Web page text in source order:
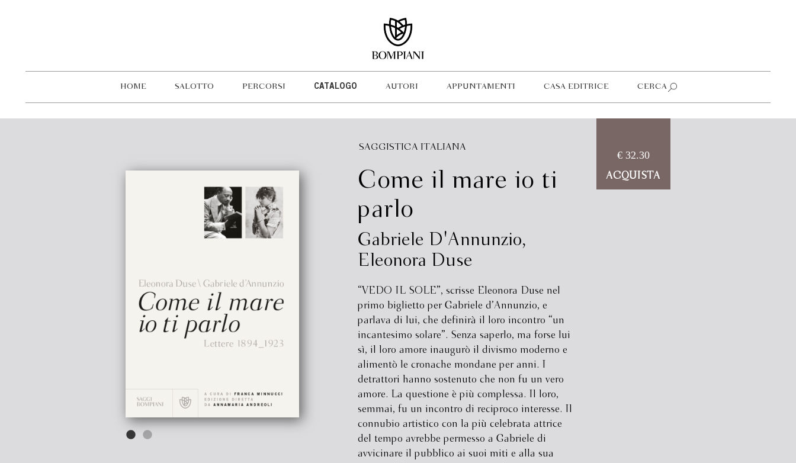
HOME SALOTTO PERCORSI CATALOGO AUTORI APPUNTAMENTI CASA EDITRICE CERCA
SAGGISTICA ITALIANA
Come il mare io ti
parlo
Gabriele D'Annunzio,
Eleonora Duse
“VEDO IL SOLE”, scrisse Eleonora Duse nel
primo biglietto per Gabriele d’Annunzio, e
parlava di lui, che definirà il loro incontro “un
incantesimo solare”. Senza saperlo, ma forse lui
sì, il loro amore inaugurò il divismo moderno e
alimentò le cronache mondane per anni. I
detrattori hanno sostenuto che non fu un vero
amore. La questione è più complessa. Il loro,
semmai, fu un incontro di reciproco interesse. Il
connubio artistico con la più celebrata attrice
del tempo avrebbe permesso a Gabriele di
avvicinare il pubblico ai suoi miti e alla sua
€ 32.30
ACQUISTA